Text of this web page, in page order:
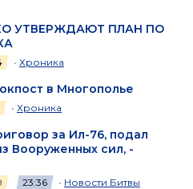
УТВЕРЖДАЮТ ПЛАН ПО
• Хроника
в Многополье
• Хроника
за Ил-76, подал
Вооруженных сил, -
23:36 • Новости Битвы